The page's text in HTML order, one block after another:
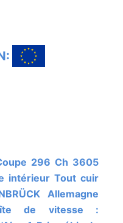
intérieur Tout cuir
Allemagne
de vitesse :